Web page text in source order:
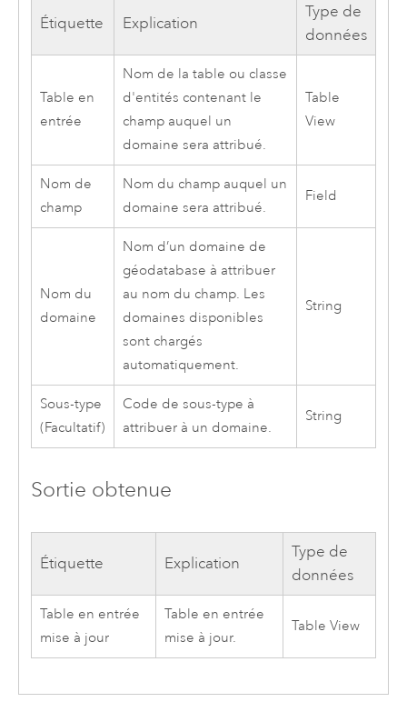
Étiquette Explication
Type de
données
Table en
entrée
Nom de la table ou classe
d'entités contenant le
champ auquel un
domaine sera attribué.
Table
View
Nom de
champ
Nom du champ auquel un
domaine sera attribué.
Field
Nom du
domaine
Nom d’un domaine de
géodatabase à attribuer
au nom du champ. Les
domaines disponibles
sont chargés
automatiquement.
String
Sous-type
(Facultatif)
Code de sous-type à
attribuer à un domaine.
String
Sortie obtenue
Étiquette Explication
Type de
données
Table en entrée
mise à jour
Table en entrée
mise à jour.
Table View